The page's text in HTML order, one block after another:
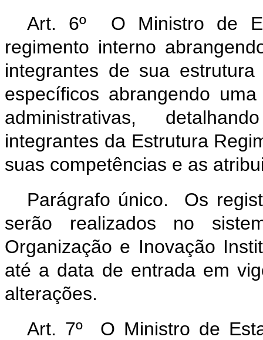
Art. 6º O Ministro de
regimento interno
integrantes de sua
específicos abrangendo
administrativas,
integrantes da Estrutura
suas competências e as
Parágrafo único. Os
serão realizados no
Organização e Inovação
até a data de entrada em
alterações.
Art. 7º O Ministro de